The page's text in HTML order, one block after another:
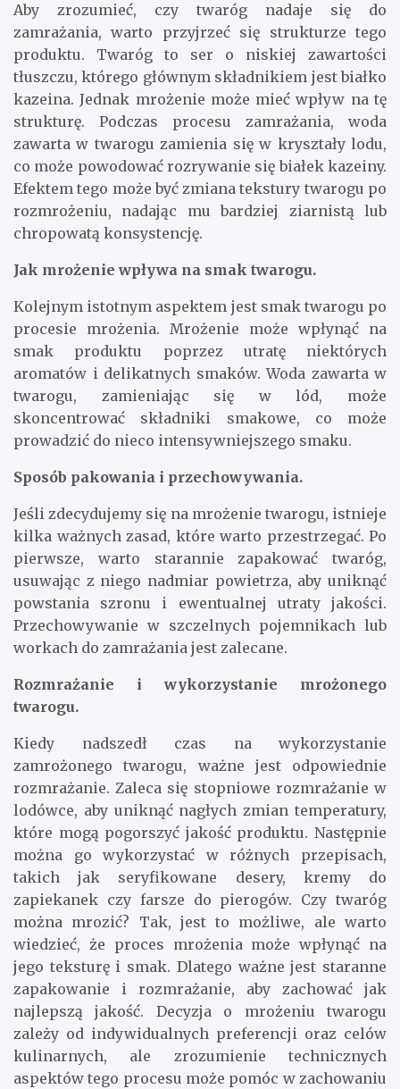
Aby zrozumieć, czy twaróg nadaje się do
zamrażania, warto przyjrzeć się strukturze tego
produktu. Twaróg to ser o niskiej zawartości
tłuszczu, którego głównym składnikiem jest białko
kazeina. Jednak mrożenie może mieć wpływ na tę
strukturę. Podczas procesu zamrażania, woda
zawarta w twarogu zamienia się w kryształy lodu,
co może powodować rozrywanie się białek kazeiny.
Efektem tego może być zmiana tekstury twarogu po
rozmrożeniu, nadając mu bardziej ziarnistą lub
chropowatą konsystencję.
Jak mrożenie wpływa na smak twarogu.
Kolejnym istotnym aspektem jest smak twarogu po
procesie mrożenia. Mrożenie może wpłynąć na
smak produktu poprzez utratę niektórych
aromatów i delikatnych smaków. Woda zawarta w
twarogu, zamieniając się w lód, może
skoncentrować składniki smakowe, co może
prowadzić do nieco intensywniejszego smaku.
Sposób pakowania i przechowywania.
Jeśli zdecydujemy się na mrożenie twarogu, istnieje
kilka ważnych zasad, które warto przestrzegać. Po
pierwsze, warto starannie zapakować twaróg,
usuwając z niego nadmiar powietrza, aby uniknąć
powstania szronu i ewentualnej utraty jakości.
Przechowywanie w szczelnych pojemnikach lub
workach do zamrażania jest zalecane.
Rozmrażanie i wykorzystanie mrożonego
twarogu.
Kiedy nadszedł czas na wykorzystanie
zamrożonego twarogu, ważne jest odpowiednie
rozmrażanie. Zaleca się stopniowe rozmrażanie w
lodówce, aby uniknąć nagłych zmian temperatury,
które mogą pogorszyć jakość produktu. Następnie
można go wykorzystać w różnych przepisach,
takich jak seryfikowane desery, kremy do
zapiekanek czy farsze do pierogów. Czy twaróg
można mrozić? Tak, jest to możliwe, ale warto
wiedzieć, że proces mrożenia może wpłynąć na
jego teksturę i smak. Dlatego ważne jest staranne
zapakowanie i rozmrażanie, aby zachować jak
najlepszą jakość. Decyzja o mrożeniu twarogu
zależy od indywidualnych preferencji oraz celów
kulinarnych, ale zrozumienie technicznych
aspektów tego procesu może pomóc w zachowaniu